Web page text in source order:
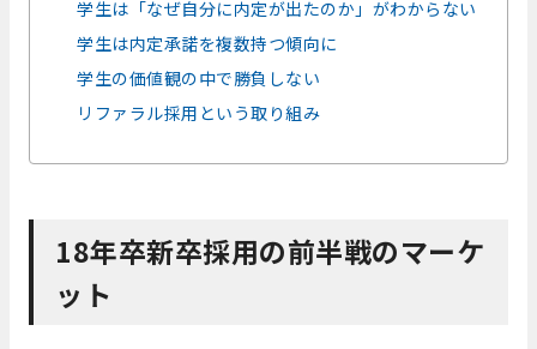
学生は「なぜ自分に内定が出たのか」がわからない
学生は内定承諾を複数持つ傾向に
学生の価値観の中で勝負しない
リファラル採用という取り組み
18年卒新卒採用の前半戦のマーケ
ット